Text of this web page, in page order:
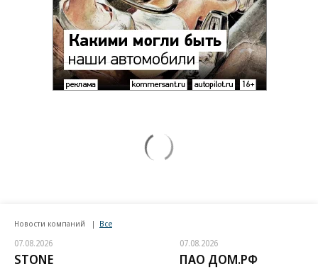
Новости компаний Все
07.08.2026
STONE
07.08.2026
ПАО ДОМ.РФ